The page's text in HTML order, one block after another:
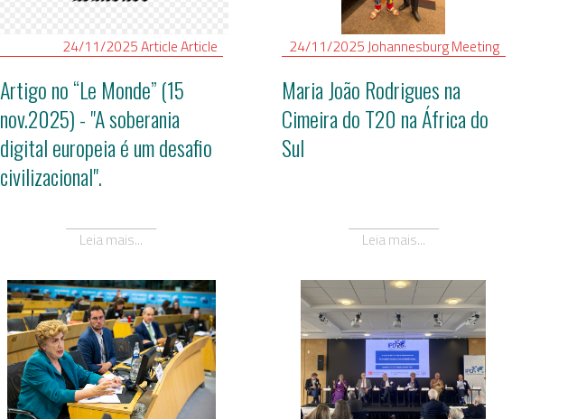
24/11/2025ArticleArticle
Artigo no “Le Monde” (15
nov.2025) - "A soberania
digital europeia é um desafio
civilizacional".
Leia mais...
24/11/2025JohannesburgMeeting
Maria João Rodrigues na
Cimeira do T20 na África do
Sul
Leia mais...